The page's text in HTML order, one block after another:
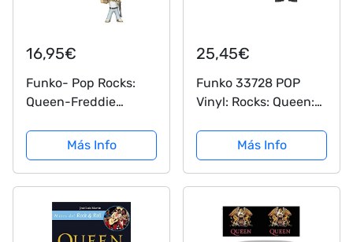
16,95€
Funko- Pop Rocks:
Queen-Freddie
Other License Figura
Coleccionable,
Multicolor (33735)
Más Info
25,45€
Funko 33728 POP
Vinyl: Rocks: Queen:
Más Info